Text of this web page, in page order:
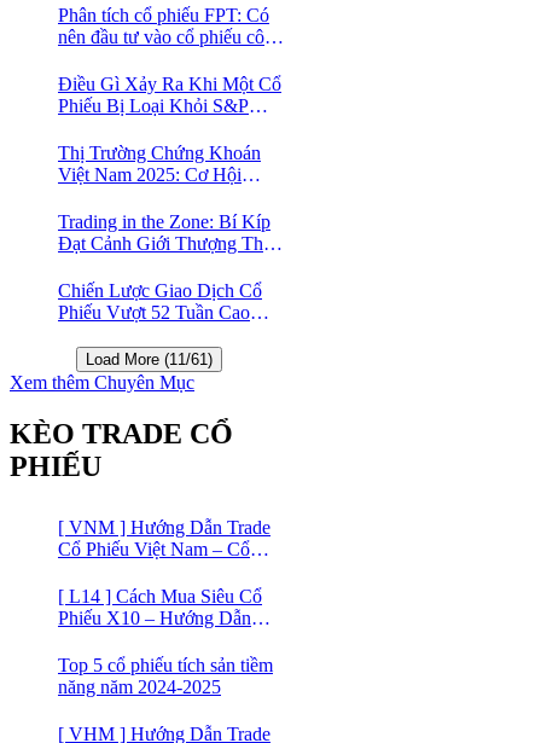
Thị Trường Chứng Khoán
Phân tích cổ phiếu FPT: Có
nên đầu tư vào cổ phiếu công
Điều Gì Xảy Ra Khi Một Cổ
Phiếu Bị Loại Khỏi S&P
Thị Trường Chứng Khoán
Việt Nam 2025: Cơ Hội
Index 🤑
Trading in the Zone: Bí Kíp
Đạt Cảnh Giới Thượng Thừa
Chiến Lược Giao Dịch Cổ
Phiếu Vượt 52 Tuần Cao
Screener
Load More (11/61)
Xem thêm Chuyên Mục
KÈO TRADE CỔ
PHIẾU
[ VNM ] Hướng Dẫn Trade
Cổ Phiếu Việt Nam – Cổ
[ L14 ] Cách Mua Siêu Cổ
Phiếu X10 – Hướng Dẫn
Cổ phiếu BĐS Licogi 14
Top 5 cổ phiếu tích sản tiềm
năng năm 2024-2025
[ VHM ] Hướng Dẫn Trade